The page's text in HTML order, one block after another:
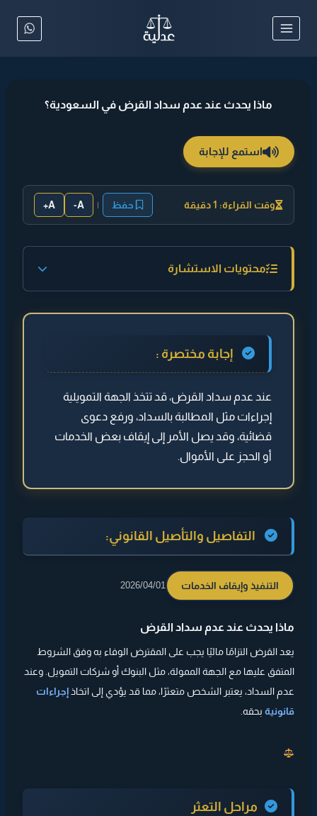
ماذا يحدث عند عدم سداد القرض في السعودية؟
استمع للإجابة
وقت القراءة: 1 دقيقة حفظ |
A-
A+
محتويات الاستشارة
◄ إجابة مختصرة :
◄ التفاصيل والتأصيل القانوني:
◄ مراحل التعثر
◄ الإجراءات التي قد تتخذ
◄ النتائج المحتملة
◄ نصيحة مهمة
إجابة مختصرة :
عند عدم سداد القرض، قد تتخذ الجهة التمويلية
إجراءات مثل المطالبة بالسداد، ورفع دعوى
قضائية، وقد يصل الأمر إلى إيقاف بعض الخدمات
أو الحجز على الأموال.
التفاصيل والتأصيل القانوني:
التنفيذ وإيقاف الخدمات 2026/04/01
ماذا يحدث عند عدم سداد القرض
يعد القرض التزامًا ماليًا يجب على المقترض الوفاء به وفق الشروط
المتفق عليها مع الجهة الممولة، مثل البنوك أو شركات التمويل. وعند
عدم السداد، يعتبر الشخص متعثرًا، مما قد يؤدي إلى اتخاذ إجراءات
قانونية بحقه.
مراحل التعثر